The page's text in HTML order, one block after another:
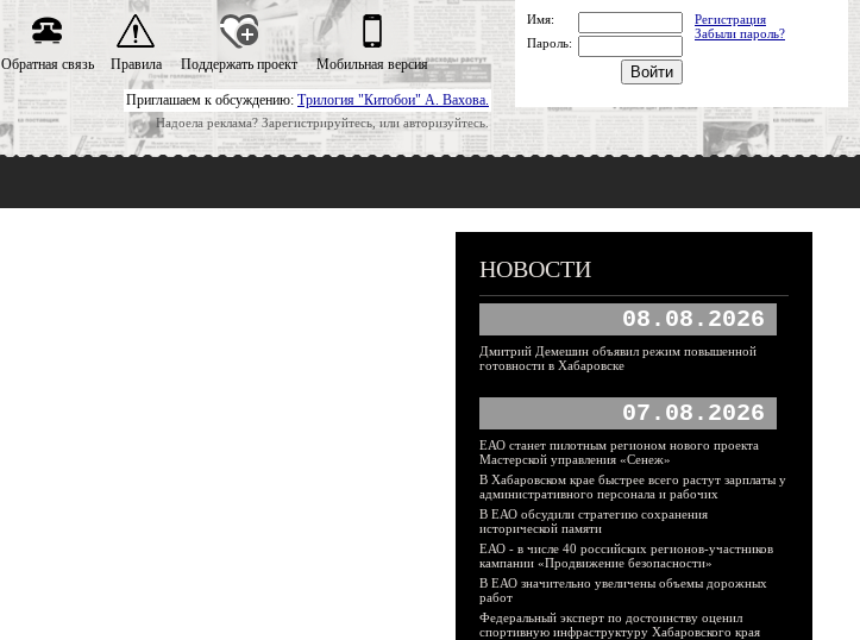
Приглашаем к обсуждению: Трилогия "Китобои" А. Вахова.
Надоела реклама? Зарегистрируйтесь, или авторизуйтесь.
Обратная связь Правила Поддержать проект Мобильная версия
Имя:
Регистрация
Забыли пароль?
Пароль:
НОВОСТИ
08.08.2026
Дмитрий Демешин объявил режим повышенной
готовности в Хабаровске
07.08.2026
ЕАО станет пилотным регионом нового проекта
Мастерской управления «Сенеж»
В Хабаровском крае быстрее всего растут зарплаты у
административного персонала и рабочих
В ЕАО обсудили стратегию сохранения
исторической памяти
ЕАО - в числе 40 российских регионов-участников
кампании «Продвижение безопасности»
В ЕАО значительно увеличены объемы дорожных
работ
Федеральный эксперт по достоинству оценил
спортивную инфраструктуру Хабаровского края